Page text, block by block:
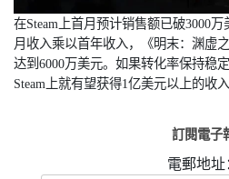
在Steam上首月预计销售额已破3000
月收入乘以首年收入，《明末：渊虚
达到6000万美元。如果转化率保持稳
Steam上就有望获得1亿美元以上的收入
訂閱電子
電郵地址